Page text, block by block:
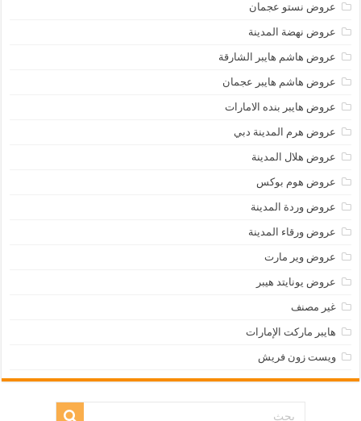
عروض نستو عجمان
عروض نهضة المدينة
عروض هاشم هايبر الشارقة
عروض هاشم هايبر عجمان
عروض هايبر بنده الامارات
عروض هرم المدينة دبي
عروض هلال المدينة
عروض هوم بوكس
عروض وردة المدينة
عروض ورقاء المدينة
عروض وير مارت
عروض يونايتد هيبر
غير مصنف
هايبر ماركت الإمارات
ويست زون فريش